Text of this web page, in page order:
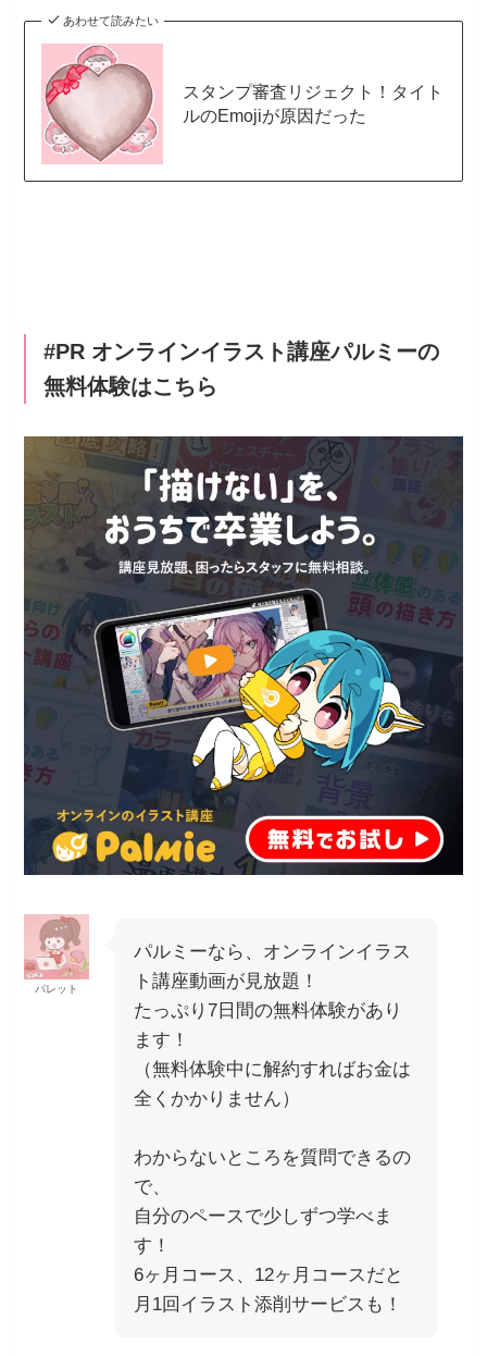
あわせて読みたい
スタンプ審査リジェクト！タイト
ルのEmojiが原因だった
#PR オンラインイラスト講座パルミーの
無料体験はこちら
パレット
パルミーなら、オンラインイラス
ト講座動画が見放題！
たっぷり7日間の無料体験があり
ます！
（無料体験中に解約すればお金は
全くかかりません）
わからないところを質問できるの
で、
自分のペースで少しずつ学べま
す！
6ヶ月コース、12ヶ月コースだと
月1回イラスト添削サービスも！